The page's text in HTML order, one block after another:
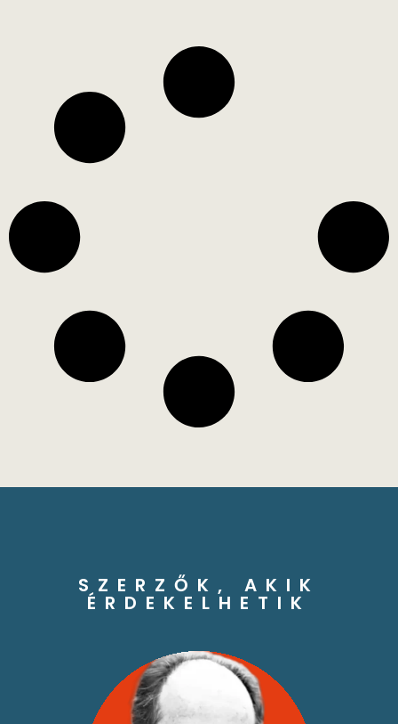
SZERZŐK, AKIK
ÉRDEKELHETIK